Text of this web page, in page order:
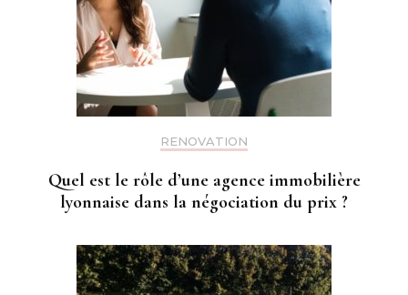
RENOVATION
Quel est le rôle d’une agence immobilière
lyonnaise dans la négociation du prix ?